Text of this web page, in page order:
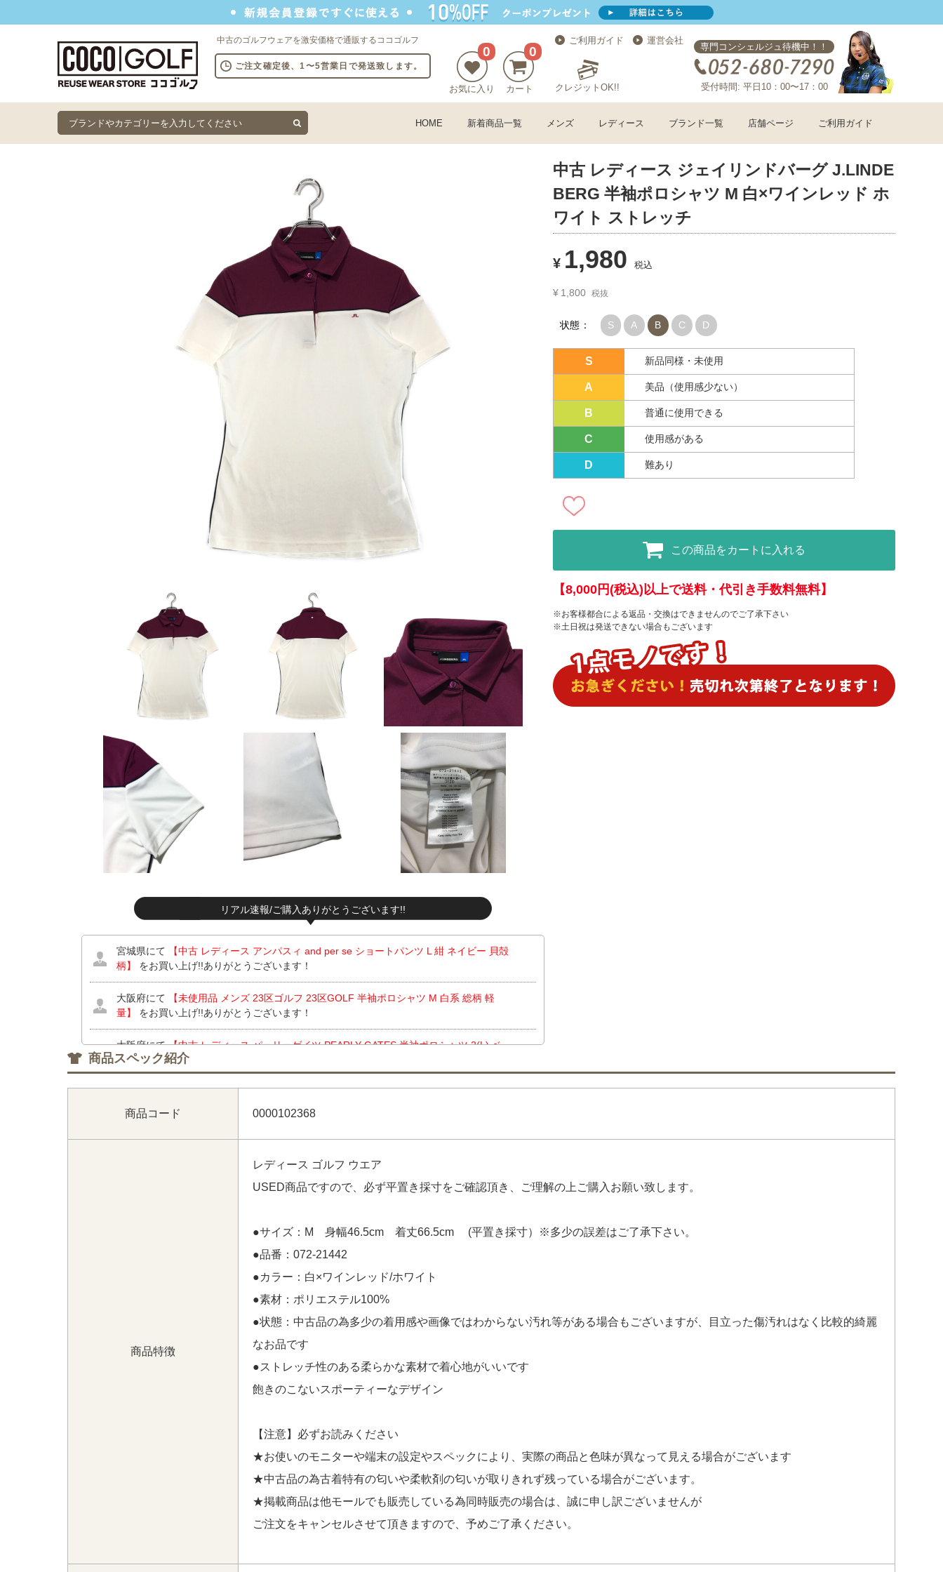
中古のゴルフウェアを激安価格で通販するココゴルフ
ご注文確定後、1〜5営業日で発送致します。
0
お気に入り
0
カート
ご利用ガイド 運営会社
クレジットOK!!
専門コンシェルジュ待機中！！
受付時間: 平日10：00〜17：00
HOME 新着商品一覧 メンズ レディース ブランド一覧 店舗ページ ご利用ガイド
リアル速報/ご購入ありがとうございます!!
宮城県にて 【中古 レディース アンパスィ and per se ショートパンツ L 紺 ネイビー 貝殻
柄】
をお買い上げ!!ありがとうございます！
大阪府にて 【未使用品 メンズ 23区ゴルフ 23区GOLF 半袖ポロシャツ M 白系 総柄 軽
量】
をお買い上げ!!ありがとうございます！
大阪府にて【中古 レディース パーリーゲイツ PEARLY GATES 半袖ポロシャツ 2(L) ベ
ージュ シンプル】
ンプル プリーツ】 【中古 レディース マンシングウェア Munsing wear スカート 13号 白
サイドロゴライン 一体型インナーパンツ付】 をお買い上げ!!ありがとうございます！
兵庫県にて
【未使用品 ニューバランスゴルフ New Balance golf ゴルフシューズ 23.5 ホ
【未使用品 レディース アルチビオ archivio 半袖ポロシャツ 40(L) グリーン
【中古 マークアンドロナ MARK&LONA キャップ ホワイト 白 訳あり シンプ
【未使用品 メンズ ブリーフィング BRIEFING ジョガーパンツ M ブルーグレ
をお買い上げ!!ありがとうございます！
【未使用品 メンズ ブリーフィング BRIEFING ジョガーパンツ M ブルーグレ
をお買い上げ!!ありがとうございます！
中古 レディース ジェイリンドバーグ J.LINDE
BERG 半袖ポロシャツ M 白×ワインレッド ホ
ワイト ストレッチ
¥ 1,980 税込
¥ 1,800 税抜
状態： S A B C D
S 新品同様・未使用
A 美品（使用感少ない）
B 普通に使用できる
C 使用感がある
D 難あり
この商品をカートに入れる
【8,000円(税込)以上で送料・代引き手数料無料】
※お客様都合による返品・交換はできませんのでご了承下さい
※土日祝は発送できない場合もございます
商品スペック紹介
商品コード 0000102368
商品特徴
レディース ゴルフ ウエア
USED商品ですので、必ず平置き採寸をご確認頂き、ご理解の上ご購入お願い致します。
●サイズ：M 身幅46.5cm 着丈66.5cm (平置き採寸）※多少の誤差はご了承下さい。
●品番：072-21442
●カラー：白×ワインレッド/ホワイト
●素材：ポリエステル100%
●状態：中古品の為多少の着用感や画像ではわからない汚れ等がある場合もございますが、目立った傷汚れはなく比較的綺麗
なお品です
●ストレッチ性のある柔らかな素材で着心地がいいです
飽きのこないスポーティーなデザイン
【注意】必ずお読みください
★お使いのモニターや端末の設定やスペックにより、実際の商品と色味が異なって見える場合がございます
★中古品の為古着特有の匂いや柔軟剤の匂いが取りきれず残っている場合がございます。
★掲載商品は他モールでも販売している為同時販売の場合は、誠に申し訳ございませんが
ご注文をキャンセルさせて頂きますので、予めご了承ください。